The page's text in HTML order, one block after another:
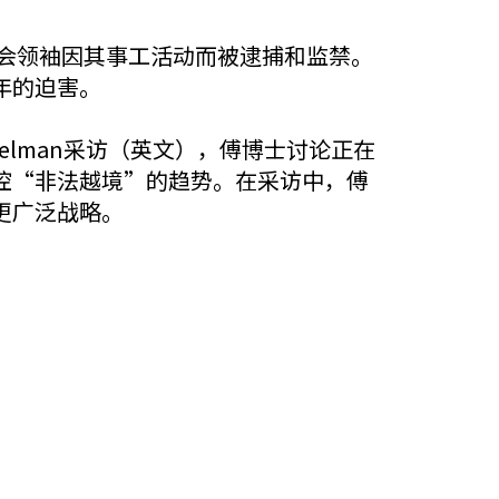
袖因其事工活动而被逮捕和监禁。
迫害。
采访（英文），傅博士讨论正在
“非法越境”的趋势。在采访中，傅
泛战略。